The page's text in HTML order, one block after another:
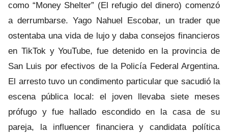
como “Money Shelter” (El refugio del dinero) comenzó
a derrumbarse. Yago Nahuel Escobar, un trader que
ostentaba una vida de lujo y daba consejos financieros
en TikTok y YouTube, fue detenido en la provincia de
San Luis por efectivos de la Policía Federal Argentina.
El arresto tuvo un condimento particular que sacudió la
escena pública local: el joven llevaba siete meses
prófugo y fue hallado escondido en la casa de su
pareja, la influencer financiera y candidata política